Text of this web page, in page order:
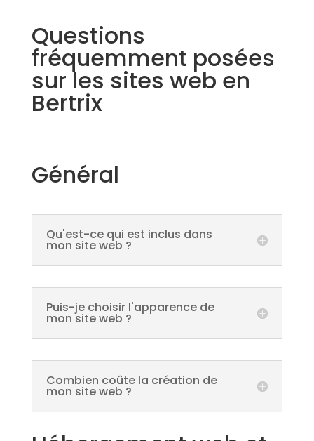
Questions
fréquemment posées
sur les sites web en
Bertrix
Général
Qu'est-ce qui est inclus dans
mon site web ?
Puis-je choisir l'apparence de
mon site web ?
Combien coûte la création de
mon site web ?